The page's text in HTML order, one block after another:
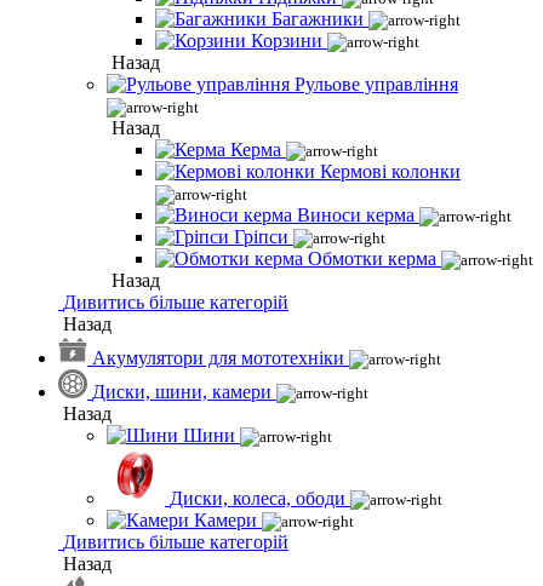
Багажники
Корзини
Назад
Рульове управління
Назад
Керма
Кермові колонки
Виноси керма
Гріпси
Обмотки керма
Назад
Дивитись більше категорій
Назад
Акумулятори для мототехніки
Диски, шини, камери
Назад
Шини
Диски, колеса, ободи
Камери
Дивитись більше категорій
Назад